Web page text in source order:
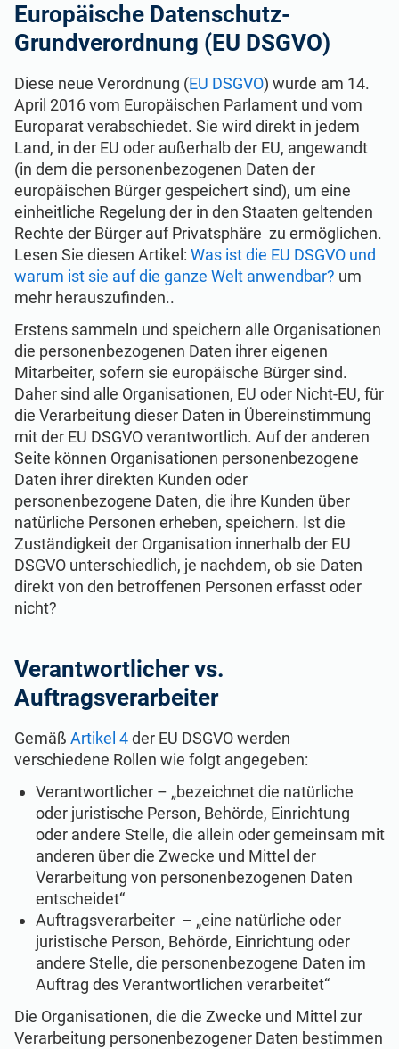
IATF 16949
AS9100
Luft- und Raumfahrt
Automobilindustrie
Laboratorien
Europäische Datenschutz-
Grundverordnung (EU DSGVO)
Diese neue Verordnung (EU DSGVO) wurde am 14.
April 2016 vom Europäischen Parlament und vom
Europarat verabschiedet. Sie wird direkt in jedem
Land, in der EU oder außerhalb der EU, angewandt
(in dem die personenbezogenen Daten der
europäischen Bürger gespeichert sind), um eine
einheitliche Regelung der in den Staaten geltenden
Rechte der Bürger auf Privatsphäre zu ermöglichen.
Lesen Sie diesen Artikel: Was ist die EU DSGVO und
warum ist sie auf die ganze Welt anwendbar? um
mehr herauszufinden..
Erstens sammeln und speichern alle Organisationen
die personenbezogenen Daten ihrer eigenen
Mitarbeiter, sofern sie europäische Bürger sind.
Daher sind alle Organisationen, EU oder Nicht-EU, für
die Verarbeitung dieser Daten in Übereinstimmung
mit der EU DSGVO verantwortlich. Auf der anderen
Seite können Organisationen personenbezogene
Daten ihrer direkten Kunden oder
personenbezogene Daten, die ihre Kunden über
natürliche Personen erheben, speichern. Ist die
Zuständigkeit der Organisation innerhalb der EU
DSGVO unterschiedlich, je nachdem, ob sie Daten
direkt von den betroffenen Personen erfasst oder
nicht?
Verantwortlicher vs.
Auftragsverarbeiter
Gemäß Artikel 4der EU DSGVO werden
verschiedene Rollen wie folgt angegeben:
Verantwortlicher – „bezeichnet die natürliche
oder juristische Person, Behörde, Einrichtung
oder andere Stelle, die allein oder gemeinsam mit
anderen über die Zwecke und Mittel der
Verarbeitung von personenbezogenen Daten
entscheidet“
Auftragsverarbeiter – „eine natürliche oder
juristische Person, Behörde, Einrichtung oder
andere Stelle, die personenbezogene Daten im
Auftrag des Verantwortlichen verarbeitet“
Die Organisationen, die die Zwecke und Mittel zur
Verarbeitung personenbezogener Daten bestimmen